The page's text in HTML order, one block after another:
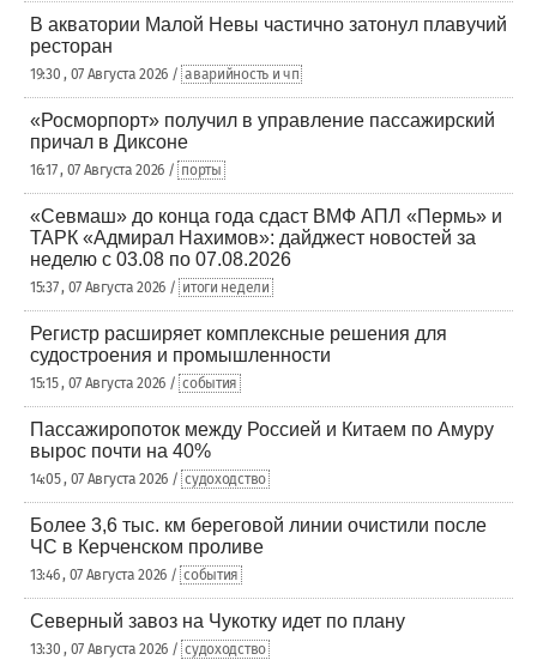
В акватории Малой Невы частично затонул плавучий
ресторан
19:30 , 07 Августа 2026 / аварийность и чп
«Росморпорт» получил в управление пассажирский
причал в Диксоне
16:17 , 07 Августа 2026 / порты
«Севмаш» до конца года сдаст ВМФ АПЛ «Пермь» и
ТАРК «Адмирал Нахимов»: дайджест новостей за
неделю с 03.08 по 07.08.2026
15:37 , 07 Августа 2026 / итоги недели
Регистр расширяет комплексные решения для
судостроения и промышленности
15:15 , 07 Августа 2026 / события
Пассажиропоток между Россией и Китаем по Амуру
вырос почти на 40%
14:05 , 07 Августа 2026 / судоходство
Более 3,6 тыс. км береговой линии очистили после
ЧС в Керченском проливе
13:46 , 07 Августа 2026 / события
Северный завоз на Чукотку идет по плану
13:30 , 07 Августа 2026 / судоходство